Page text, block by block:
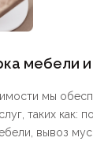
мебели и
мы
таких как:
вывоз